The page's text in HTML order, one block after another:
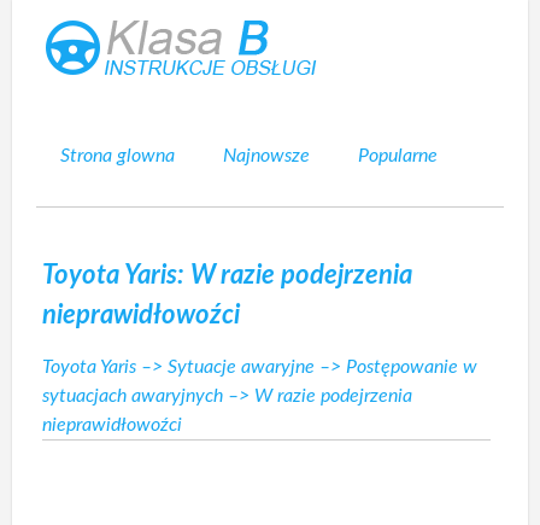
Strona glowna Najnowsze Popularne
Toyota Yaris: W razie podejrzenia
nieprawidłowoźci
Toyota Yaris –> Sytuacje awaryjne –> Postępowanie w
sytuacjach awaryjnych –> W razie podejrzenia
nieprawidłowoźci